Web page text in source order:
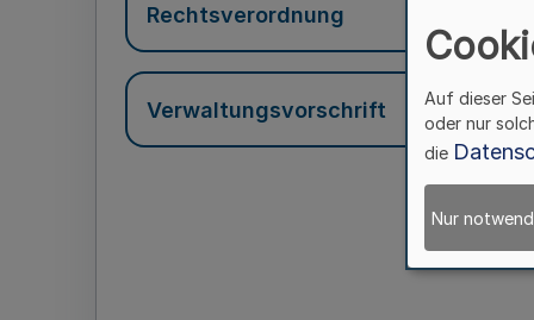
Rechtsverordnung
Verwaltungsvorschrift
Auf dieser
oder nur
die
Nur